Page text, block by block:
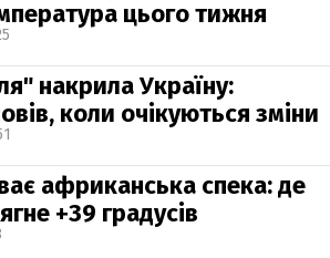
цього тижня
накрила Україну:
коли очікуються зміни
африканська спека: де
+39 градусів